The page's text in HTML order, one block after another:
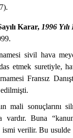
Karar, 1996
sivil hava
etmek suretiyle,
Fransız
mali sonuçlarını
Buna
ismi verilir. Bu usulde